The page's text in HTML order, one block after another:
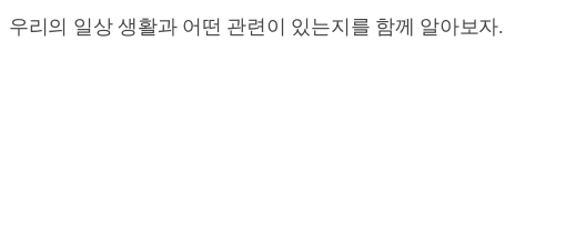
우리의 일상 생활과 어떤 관련이 있는지를 함께 알아보자.